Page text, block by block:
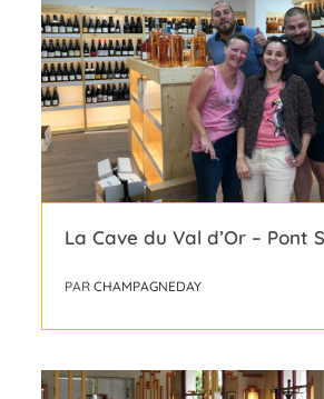
La Cave du Val d’Or – Pont
PAR CHAMPAGNEDAY